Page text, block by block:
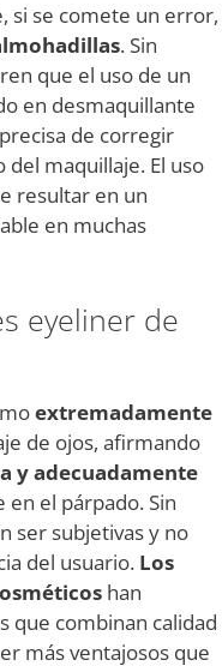
si se comete un error,
. Sin
que el uso de un
en desmaquillante
de corregir
maquillaje. El uso
resultar en un
en muchas
eyeliner de
extremadamente
de ojos, afirmando
y adecuadamente
el párpado. Sin
ser subjetivas y no
del usuario. Los
han
que combinan calidad
más ventajosos que